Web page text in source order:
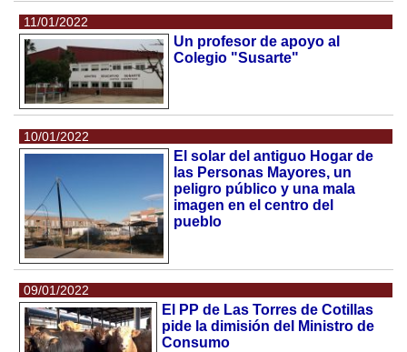
11/01/2022
Un profesor de apoyo al
Colegio "Susarte"
10/01/2022
El solar del antiguo Hogar de
las Personas Mayores, un
peligro público y una mala
imagen en el centro del
pueblo
09/01/2022
El PP de Las Torres de Cotillas
pide la dimisión del Ministro de
Consumo